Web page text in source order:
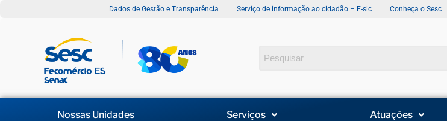
Dados de Gestão e Transparência Serviço de informação ao cidadão – E-sic Conheça o Sesc
Nossas Unidades Serviços Atuações